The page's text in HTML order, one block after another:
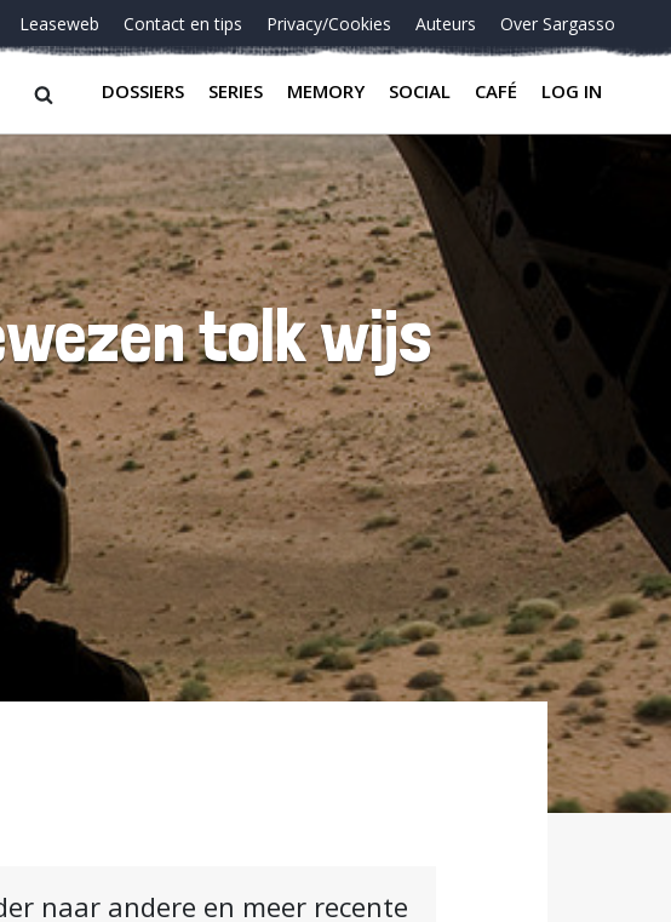
Leaseweb Contact en tips Privacy/Cookies Auteurs Over Sargasso
DOSSIERS SERIES MEMORY SOCIAL CAFÉ LOG IN
tolk wijs
naar andere en meer recente